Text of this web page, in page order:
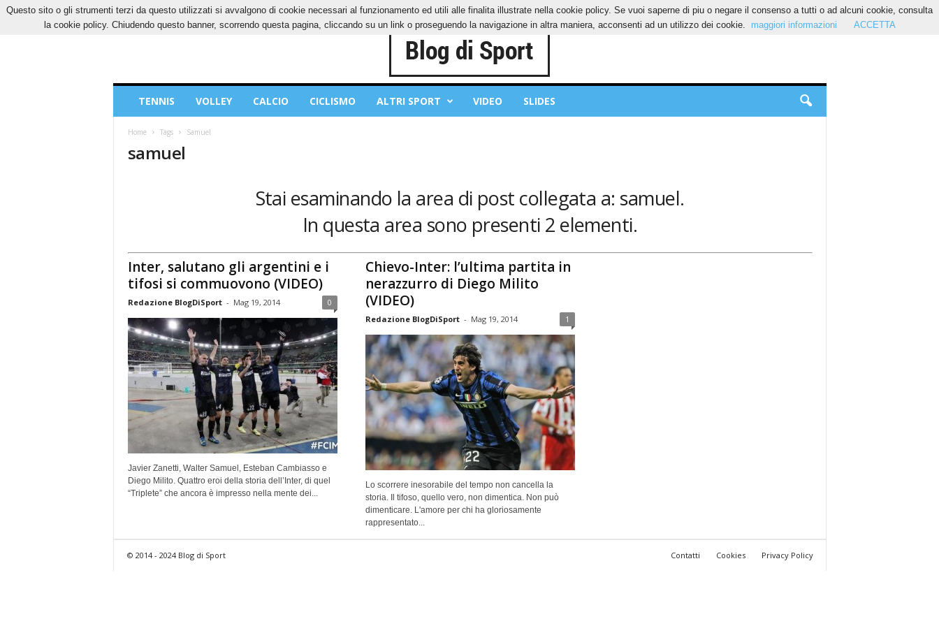
VENERDÌ, 7 AGOSTO 2026 CONTATTI COOKIES PRIVACY POLICY
Sport
TENNIS VOLLEY CALCIO CICLISMO ALTRI SPORT VIDEO SLIDES
Home Tags Samuel
samuel
Stai esaminando la area di post collegata a: samuel.
In questa area sono presenti 2 elementi.
Inter, salutano gli argentini e i
tifosi si commuovono (VIDEO)
Redazione BlogDiSport - Mag 19, 2014 0
Javier Zanetti, Walter Samuel, Esteban Cambiasso e
Diego Milito. Quattro eroi della storia dell’Inter, di quel
“Triplete” che ancora è impresso nella mente dei...
Chievo-Inter: l’ultima partita in
nerazzurro di Diego Milito
(VIDEO)
Redazione BlogDiSport - Mag 19, 2014 1
Lo scorrere inesorabile del tempo non cancella la
storia. Il tifoso, quello vero, non dimentica. Non può
dimenticare. L'amore per chi ha gloriosamente
rappresentato...
Contatti Cookies Privacy Policy
© 2014 - 2024 Blog di Sport
Questo sito o gli strumenti terzi da questo utilizzati si avvalgono di cookie necessari al funzionamento ed utili alle finalita illustrate nella cookie policy. Se vuoi saperne di piu o negare il consenso a tutti o ad alcuni cookie, consulta
la cookie policy. Chiudendo questo banner, scorrendo questa pagina, cliccando su un link o proseguendo la navigazione in altra maniera, acconsenti ad un utilizzo dei cookie.
maggiori informazioni ACCETTA